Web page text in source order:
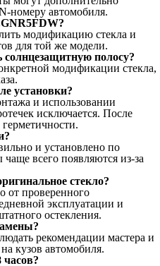
номеру автомобиля.
модификацию стекла и
для той же модели.
полосу?
модификации стекла,
установки?
и использовании
исключается. После
и установлено по
всего появляются из-за
стекло?
от проверенного
эксплуатации и
остекления.
рекомендации мастера и
кузов автомобиля.
часов?